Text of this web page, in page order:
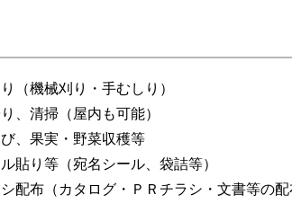
り（機械刈り・手むしり）
り、清掃（屋内も可能）
び、果実・野菜収穫等
ル貼り等（宛名シール、袋詰等）
シ配布（カタログ・ＰＲチラシ・文書等の